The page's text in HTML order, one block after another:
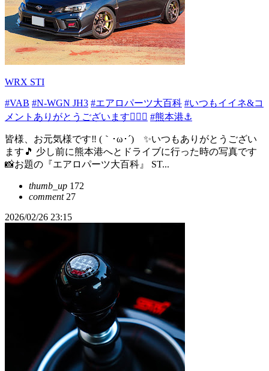
WRX STI
#VAB #N-WGN JH3 #エアロパーツ大百科 #いつもイイネ&コ
メントありがとうございます🙇‍♂✨ #熊本港⚓
皆様、お元気様です‼️ (｀･ω･´)ゞ✨いつもありがとうござい
ます🎵 少し前に熊本港へとドライブに行った時の写真です
📸お題の『エアロパーツ大百科』 ST...
thumb_up 172
comment27
2026/02/26 23:15